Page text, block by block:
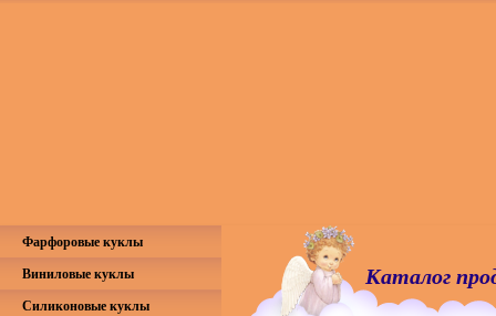
Каталог
Фарфоровые куклы
Виниловые куклы
Силиконовые куклы